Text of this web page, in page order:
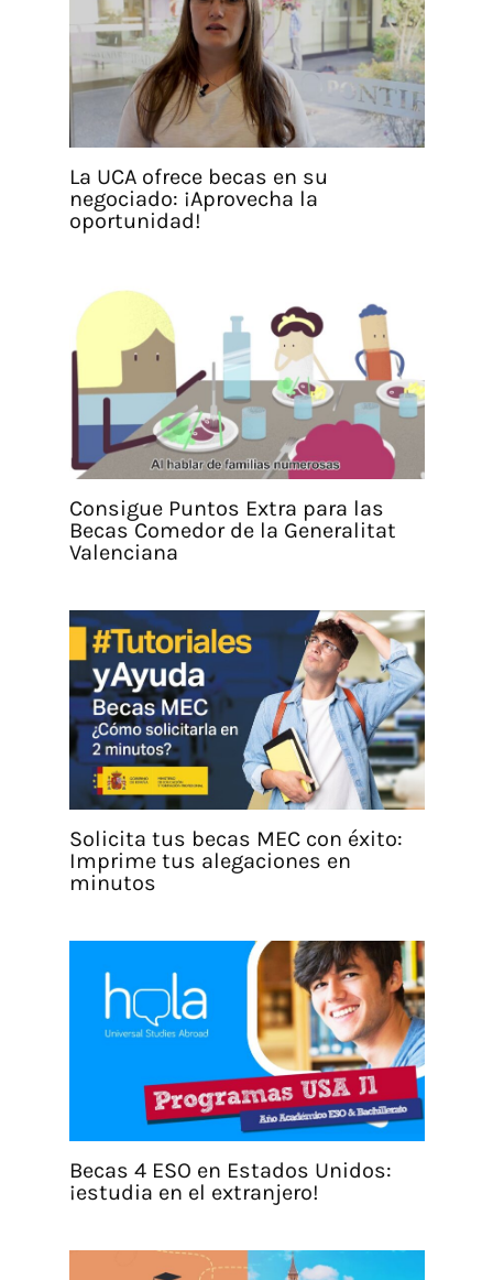
La UCA ofrece becas en su
negociado: ¡Aprovecha la
oportunidad!
Consigue Puntos Extra para las
Becas Comedor de la Generalitat
Valenciana
Solicita tus becas MEC con éxito:
Imprime tus alegaciones en
minutos
Becas 4 ESO en Estados Unidos:
¡estudia en el extranjero!